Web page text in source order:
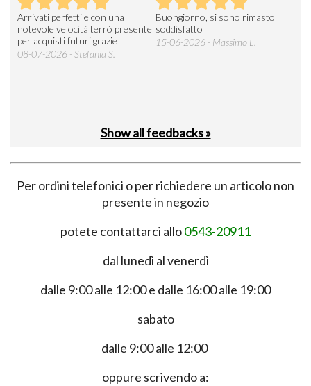
Arrivati perfetti e con una
notevole velocità terrò presente
per acquisti futuri grazie
08-07-2026 - Stefania S.
Buongiorno, si sono rimasto
soddisfatto
15-06-2026 - Massimo L.
Show all feedbacks »
Per ordini telefonici o per richiedere un articolo non
presente in negozio
potete contattarci allo0543-20911
dal lunedì al venerdì
dalle 9:00 alle 12:00 e dalle 16:00 alle 19:00
sabato
dalle 9:00 alle 12:00
oppure scrivendo a: